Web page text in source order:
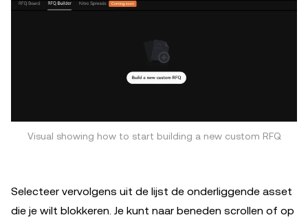
Visual showing how to start building a new custom RFQ
Selecteer vervolgens uit de lijst de onderliggende asset
die je wilt blokkeren. Je kunt naar beneden scrollen of op